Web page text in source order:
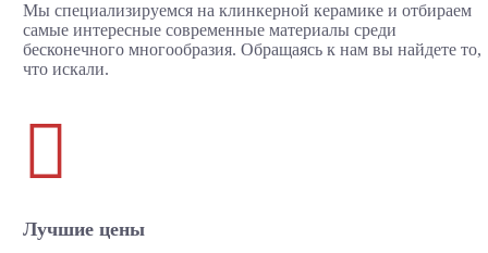
Мы специализируемся на клинкерной керамике и отбираем
самые интересные современные материалы среди
бесконечного многообразия. Обращаясь к нам вы найдете то,
что искали.

Лучшие цены